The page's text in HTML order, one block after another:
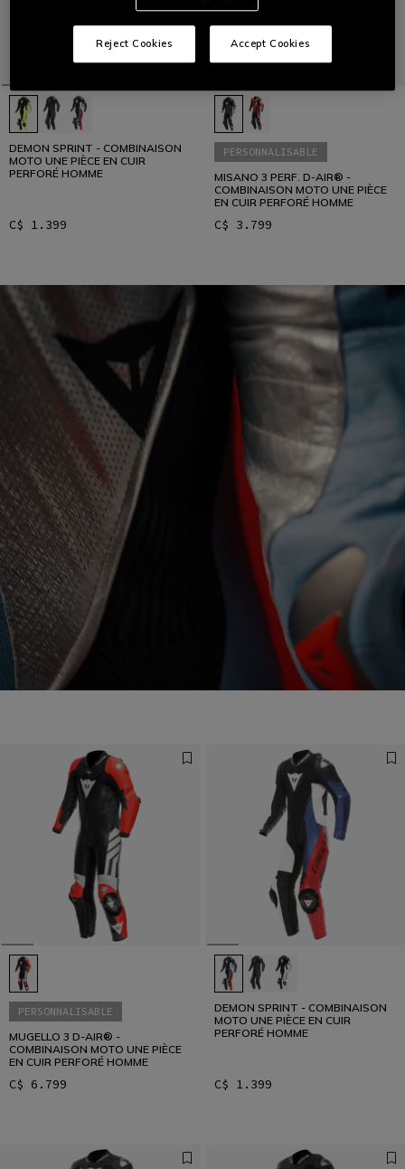
Conçu pour les plus rapides
LISER L’INTERVIEW
DEMON SPRINT - COMBINAISON
MOTO UNE PIÈCE EN CUIR
PERFORÉ HOMME
C$ 1.399
PERSONNALISABLE
MISANO 3 PERF. D-AIR® -
COMBINAISON MOTO UNE PIÈCE
EN CUIR PERFORÉ HOMME
C$ 3.799
PERSONNALISABLE
MUGELLO 3 D-AIR® -
COMBINAISON MOTO UNE PIÈCE
EN CUIR PERFORÉ HOMME
C$ 6.799
DEMON SPRINT - COMBINAISON
MOTO UNE PIÈCE EN CUIR
PERFORÉ HOMME
C$ 1.399
Reject Cookies Accept Cookies